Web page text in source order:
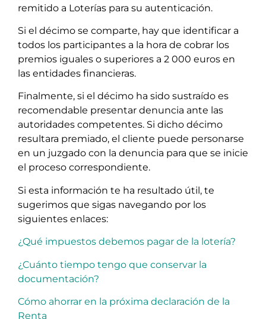
remitido a Loterías para su autenticación.
Si el décimo se comparte, hay que identificar a
todos los participantes a la hora de cobrar los
premios iguales o superiores a 2 000 euros en
las entidades financieras.
Finalmente, si el décimo ha sido sustraído es
recomendable presentar denuncia ante las
autoridades competentes. Si dicho décimo
resultara premiado, el cliente puede personarse
en un juzgado con la denuncia para que se inicie
el proceso correspondiente.
Si esta información te ha resultado útil, te
sugerimos que sigas navegando por los
siguientes enlaces:
¿Qué impuestos debemos pagar de la lotería?
¿Cuánto tiempo tengo que conservar la
documentación?
Cómo ahorrar en la próxima declaración de la
Renta